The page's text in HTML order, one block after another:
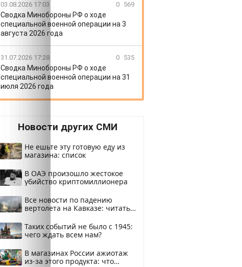
03.08.2026 17:03 0 569
Сводка Минобороны РФ о ходе
специальной военной операции на 3
августа 2026 года
31.07.2026 17:28 0 535
Сводка Минобороны РФ о ходе
специальной военной операции на 31
июля 2026 года
Новости других СМИ
Не ешьте эту готовую еду из
магазина: список
В ОАЭ произошло жестокое
убийство криптомиллионера
Все новости по падению
вертолета на Кавказе: читать
Таких событий не было с 1945:
чего ждать всем нам?
В магазинах России ажиотаж
из-за этого продукта: что